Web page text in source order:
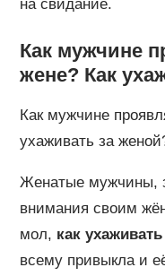
на свидание.
Как мужчине
жене? Как
Как мужчине
ухаживать за
Женатые мужчины,
внимания своим
мол, как
всему привыкла и